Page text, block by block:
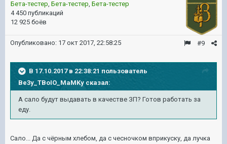
Бета-тестер, Бета-тестер, Бета-тестер
4 450 публикаций
12 925 боёв
#9
Опубликовано: 17 окт 2017, 22:58:25
В 17.10.2017 в 22:38:21 пользователь
Be3y_TBoIO_MaMKy сказал:
А сало будут выдавать в качестве ЗП? Готов работать за
еду.
Сало... Да с чёрным хлебом, да с чесночком вприкуску, да лучка